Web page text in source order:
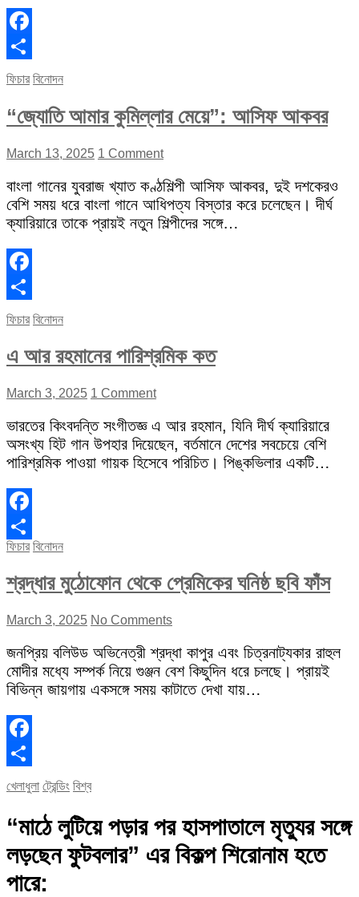
Facebook
Share
ফিচার বিনোদন
“জ্যোতি আমার কুমিল্লার মেয়ে”: আসিফ আকবর
March 13, 2025 1 Comment
বাংলা গানের যুবরাজ খ্যাত কণ্ঠশিল্পী আসিফ আকবর, দুই দশকেরও
বেশি সময় ধরে বাংলা গানে আধিপত্য বিস্তার করে চলেছেন। দীর্ঘ
ক্যারিয়ারে তাকে প্রায়ই নতুন শিল্পীদের সঙ্গে…
Facebook
Share
ফিচার বিনোদন
এ আর রহমানের পারিশ্রমিক কত
March 3, 2025 1 Comment
ভারতের কিংবদন্তি সংগীতজ্ঞ এ আর রহমান, যিনি দীর্ঘ ক্যারিয়ারে
অসংখ্য হিট গান উপহার দিয়েছেন, বর্তমানে দেশের সবচেয়ে বেশি
পারিশ্রমিক পাওয়া গায়ক হিসেবে পরিচিত। পিঙ্কভিলার একটি…
Facebook
Share
ফিচার বিনোদন
শ্রদ্ধার মুঠোফোন থেকে প্রেমিকের ঘনিষ্ঠ ছবি ফাঁস
March 3, 2025 No Comments
জনপ্রিয় বলিউড অভিনেত্রী শ্রদ্ধা কাপুর এবং চিত্রনাট্যকার রাহুল
মোদীর মধ্যে সম্পর্ক নিয়ে গুঞ্জন বেশ কিছুদিন ধরে চলছে। প্রায়ই
বিভিন্ন জায়গায় একসঙ্গে সময় কাটাতে দেখা যায়…
Facebook
Share
খেলাধুলা ট্রেন্ডিং বিশ্ব
“মাঠে লুটিয়ে পড়ার পর হাসপাতালে মৃত্যুর সঙ্গে
লড়ছেন ফুটবলার” এর বিকল্প শিরোনাম হতে
পারে: